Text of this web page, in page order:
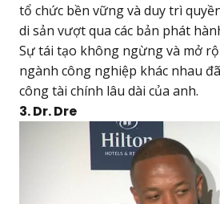
tổ chức bền vững và duy trì
di sản vượt qua các bản phát
Sự tái tạo không ngừng và mở
ngành công nghiệp khác nhau
công tài chính lâu dài của anh.
3. Dr. Dre